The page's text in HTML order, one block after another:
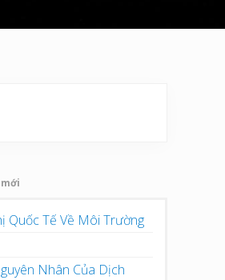
Quốc Tế Về Môi Trường
Nhân Của Dịch